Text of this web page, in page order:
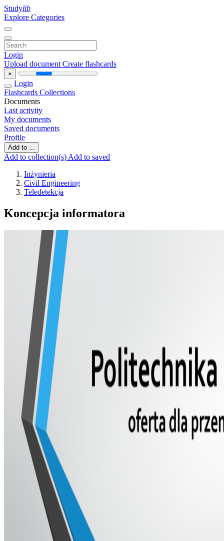
Studylib
Explore Categories
Login
Upload document Create flashcards
×
Login
Flashcards Collections
Documents
Last activity
My documents
Saved documents
Profile
Add to ...
Add to collection(s) Add to saved
Inżynieria
Civil Engineering
Teledetekcja
Koncepcja informatora